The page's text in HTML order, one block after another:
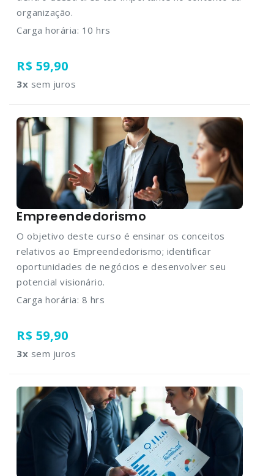
organização.
Carga horária: 10 hrs
R$ 59,90
3x sem juros
Empreendedorismo
O objetivo deste curso é ensinar os conceitos
relativos ao Empreendedorismo; identificar
oportunidades de negócios e desenvolver seu
potencial visionário.
Carga horária: 8 hrs
R$ 59,90
3x sem juros